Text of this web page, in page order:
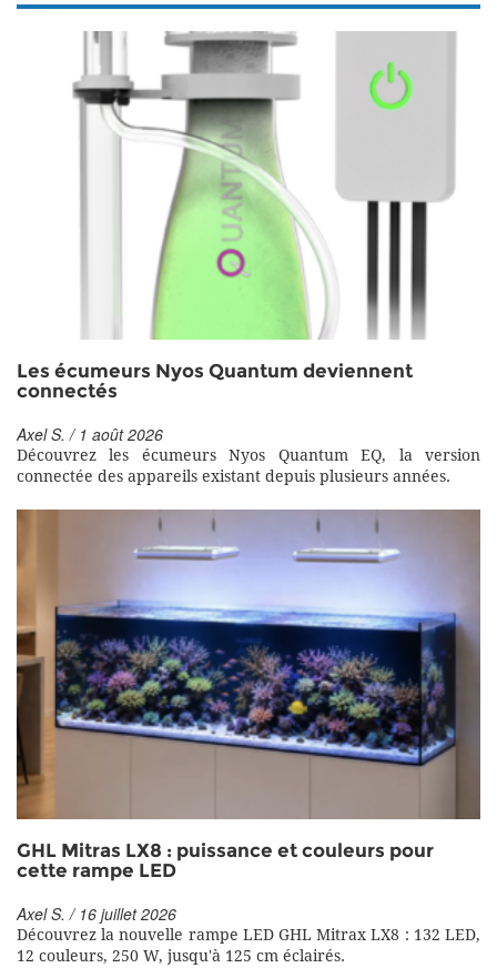
Les écumeurs Nyos Quantum deviennent
connectés
Axel S. / 1 août 2026
Découvrez les écumeurs Nyos Quantum EQ, la version
connectée des appareils existant depuis plusieurs années.
GHL Mitras LX8 : puissance et couleurs pour
cette rampe LED
Axel S. / 16 juillet 2026
Découvrez la nouvelle rampe LED GHL Mitrax LX8 : 132 LED,
12 couleurs, 250 W, jusqu'à 125 cm éclairés.